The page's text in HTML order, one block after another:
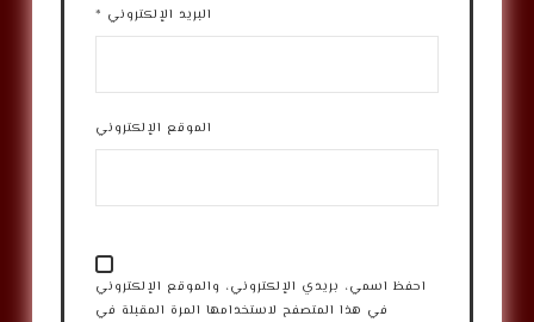
البريد الإلكتروني *
الموقع الإلكتروني
احفظ اسمي، بريدي الإلكتروني، والموقع الإلكتروني
في هذا المتصفح لاستخدامها المرة المقبلة في